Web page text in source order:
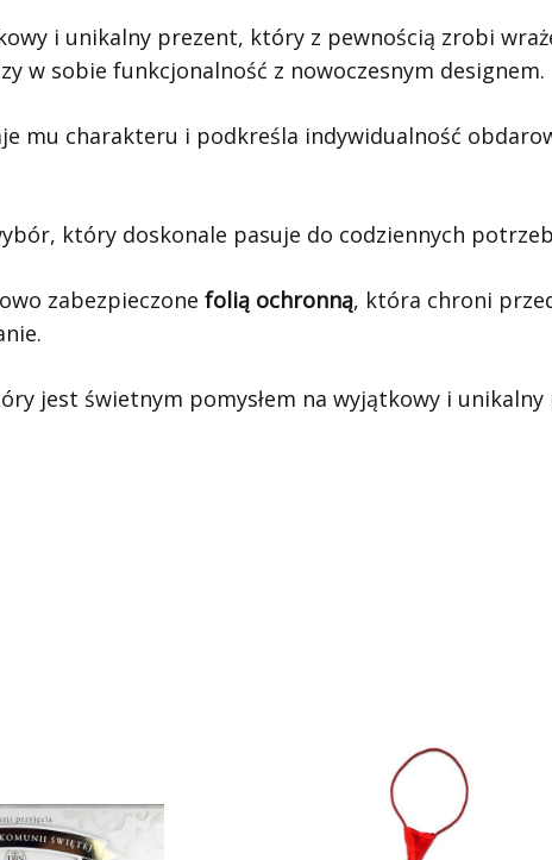
i unikalny prezent, który z pewnością zrobi
w sobie funkcjonalność z nowoczesnym designem.
mu charakteru i podkreśla indywidualność
który doskonale pasuje do codziennych
zabezpieczone folią ochronną, która chroni
jest świetnym pomysłem na wyjątkowy i